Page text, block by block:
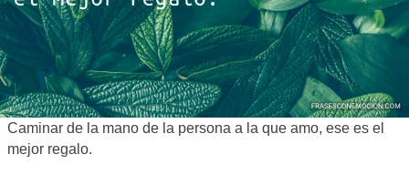
Caminar de la mano de la persona a la que amo, ese es el
mejor regalo.